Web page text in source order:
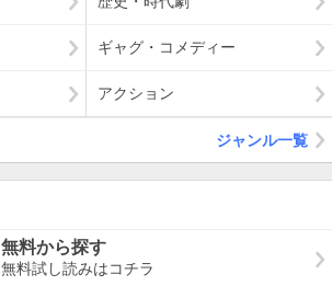
ギャグ・コメディー
アクション
ジャンル一覧
無料から探す
無料試し読みはコチラ